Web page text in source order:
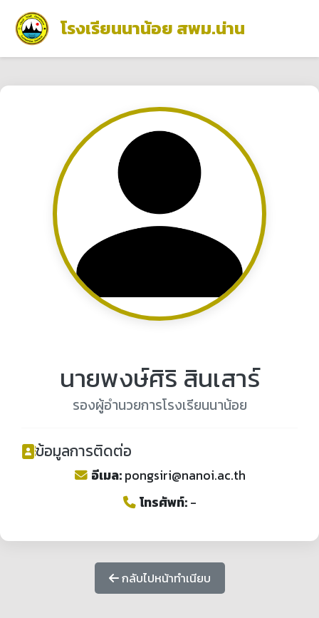
โรงเรียนนาน้อย สพม.น่าน
นายพงษ์ศิริ สินเสาร์
รองผู้อำนวยการโรงเรียนนาน้อย
ข้อมูลการติดต่อ
อีเมล:pongsiri@nanoi.ac.th
โทรศัพท์:-
กลับไปหน้าทำเนียบ